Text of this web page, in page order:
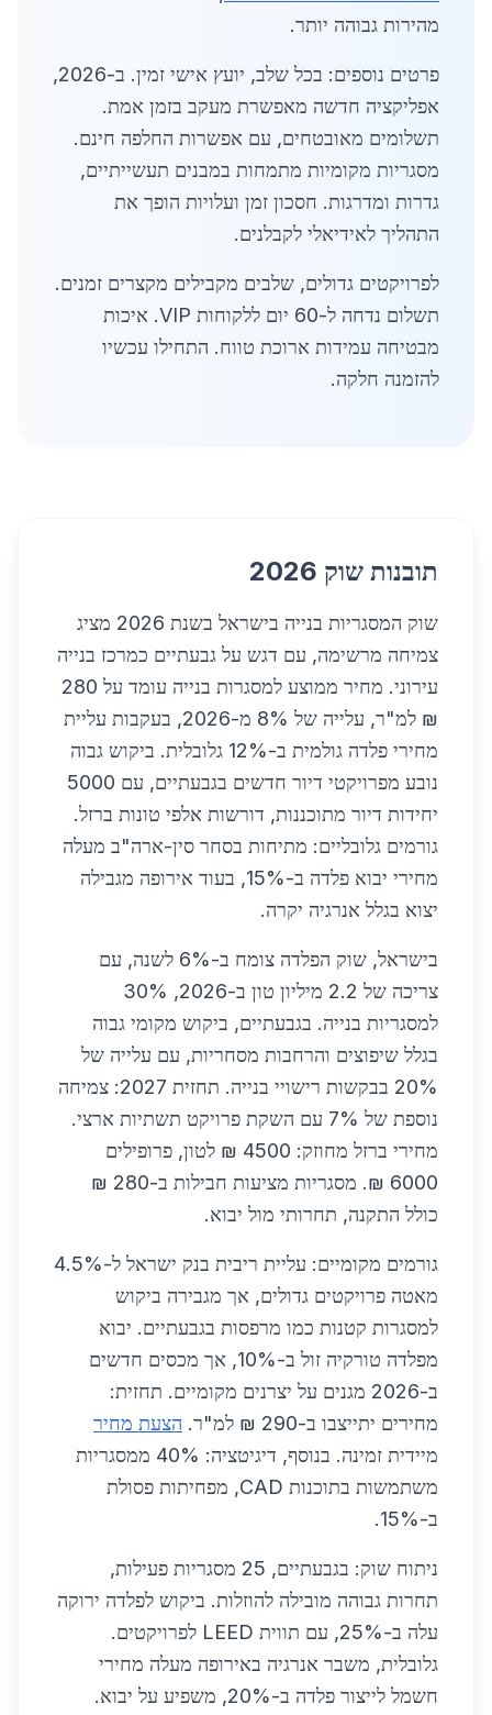
מהירות גבוהה יותר.
פרטים נוספים: בכל שלב, יועץ אישי זמין. ב-2026,
אפליקציה חדשה מאפשרת מעקב בזמן אמת.
תשלומים מאובטחים, עם אפשרות החלפה חינם.
מסגריות מקומיות מתמחות במבנים תעשייתיים,
גדרות ומדרגות. חסכון זמן ועלויות הופך את
התהליך לאידיאלי לקבלנים.
לפרויקטים גדולים, שלבים מקבילים מקצרים זמנים.
תשלום נדחה ל-60 יום ללקוחות VIP. איכות
מבטיחה עמידות ארוכת טווח. התחילו עכשיו
להזמנה חלקה.
תובנות שוק 2026
שוק המסגריות בנייה בישראל בשנת 2026 מציג
צמיחה מרשימה, עם דגש על גבעתיים כמרכז בנייה
עירוני. מחיר ממוצע למסגרות בנייה עומד על 280
₪ למ"ר, עלייה של 8% מ-2026, בעקבות עליית
מחירי פלדה גולמית ב-12% גלובלית. ביקוש גבוה
נובע מפרויקטי דיור חדשים בגבעתיים, עם 5000
יחידות דיור מתוכננות, דורשות אלפי טונות ברזל.
גורמים גלובליים: מתיחות בסחר סין-ארה"ב מעלה
מחירי יבוא פלדה ב-15%, בעוד אירופה מגבילה
יצוא בגלל אנרגיה יקרה.
בישראל, שוק הפלדה צומח ב-6% לשנה, עם
צריכה של 2.2 מיליון טון ב-2026, 30%
למסגריות בנייה. בגבעתיים, ביקוש מקומי גבוה
בגלל שיפוצים והרחבות מסחריות, עם עלייה של
20% בבקשות רישויי בנייה. תחזית 2027: צמיחה
נוספת של 7% עם השקת פרויקט תשתיות ארצי.
מחירי ברזל מחוזק: 4500 ₪ לטון, פרופילים
6000 ₪. מסגריות מציעות חבילות ב-280 ₪
כולל התקנה, תחרותי מול יבוא.
גורמים מקומיים: עליית ריבית בנק ישראל ל-4.5%
מאטה פרויקטים גדולים, אך מגבירה ביקוש
למסגרות קטנות כמו מרפסות בגבעתיים. יבוא
מפלדה טורקיה זול ב-10%, אך מכסים חדשים
ב-2026 מגנים על יצרנים מקומיים. תחזית:
מחירים יתייצבו ב-290 ₪ למ"ר.
הצעת מחיר
מיידית זמינה. בנוסף, דיגיטציה: 40% ממסגריות
משתמשות בתוכנות CAD, מפחיתות פסולת
ב-15%.
ניתוח שוק: בגבעתיים, 25 מסגריות פעילות,
תחרות גבוהה מובילה להוזלות. ביקוש לפלדה ירוקה
עלה ב-25%, עם תווית LEED לפרויקטים.
גלובלית, משבר אנרגיה באירופה מעלה מחירי
חשמל לייצור פלדה ב-20%, משפיע על יבוא.